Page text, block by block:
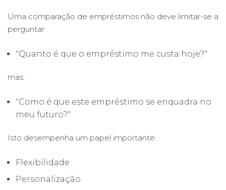
Uma comparação de empréstimos não deve limitar-se a
perguntar:
"Quanto é que o empréstimo me custa hoje?"
mas:
"Como é que este empréstimo se enquadra no
meu futuro?"
Isto desempenha um papel importante:
Flexibilidade
Personalização